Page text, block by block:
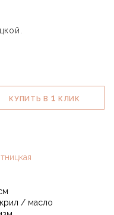
КУПИТЬ В 1 КЛИК
/ масло